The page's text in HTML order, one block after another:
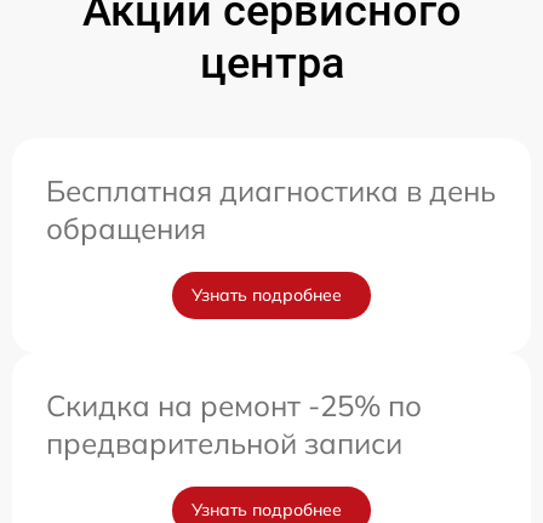
Акции сервисного
центра
Бесплатная диагностика в день
обращения
Узнать подробнее
Скидка на ремонт -25% по
предварительной записи
Узнать подробнее